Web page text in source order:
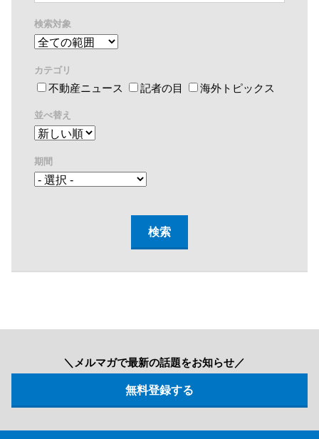
検索対象
カテゴリ
不動産ニュース 記者の目 海外トピックス
並べ替え
期間
＼メルマガで最新の話題をお知らせ／